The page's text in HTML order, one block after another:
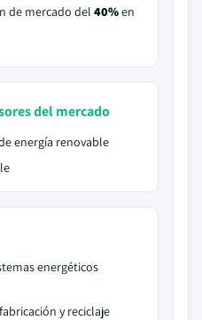
de mercado del 40%en
del mercado
energía renovable
energéticos
y reciclaje